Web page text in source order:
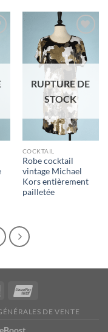
Ajouter
à la liste
d'envies
RUPTURE DE
STOCK
COCKTAIL
Robe cocktail
vintage Michael
Kors entièrement
pailletée
American
DE VENTE